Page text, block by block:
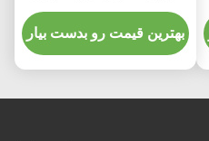
از بروز زیست محیطی
بهترین قیمت رو بدست بیار